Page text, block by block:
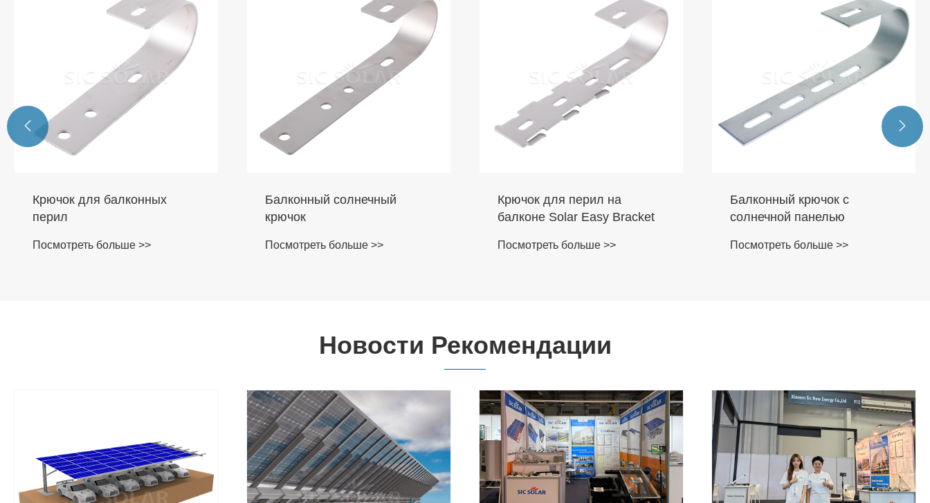
Крючок для балконных
перил
Посмотреть больше >>
Балконный солнечный
крючок
Посмотреть больше >>
Крючок для перил на
балконе Solar Easy Bracket
Посмотреть больше >>
Балконный крючок с
солнечной панелью
Посмотреть больше >>
 
Новости Рекомендации